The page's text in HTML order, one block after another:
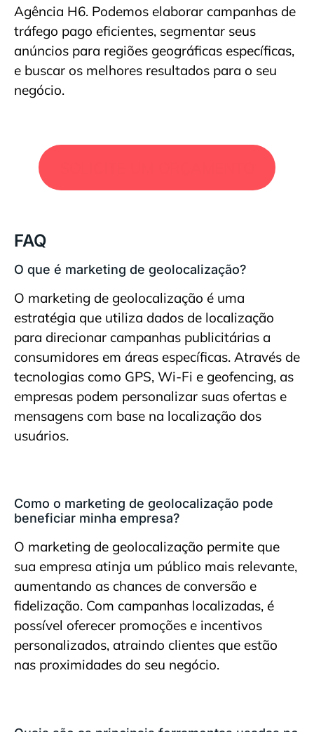
Agência H6. Podemos elaborar campanhas de
tráfego pago eficientes, segmentar seus
anúncios para regiões geográficas específicas,
e buscar os melhores resultados para o seu
negócio.
FAQ
O que é marketing de geolocalização?
O marketing de geolocalização é uma
estratégia que utiliza dados de localização
para direcionar campanhas publicitárias a
consumidores em áreas específicas. Através de
tecnologias como GPS, Wi-Fi e geofencing, as
empresas podem personalizar suas ofertas e
mensagens com base na localização dos
usuários.
Como o marketing de geolocalização pode
beneficiar minha empresa?
O marketing de geolocalização permite que
sua empresa atinja um público mais relevante,
aumentando as chances de conversão e
fidelização. Com campanhas localizadas, é
possível oferecer promoções e incentivos
personalizados, atraindo clientes que estão
nas proximidades do seu negócio.